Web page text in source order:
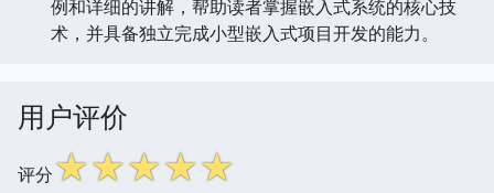
例和详细的讲解，帮助读者掌握嵌入式系统的核心技
术，并具备独立完成小型嵌入式项目开发的能力。
用户评价
评分☆☆☆☆☆